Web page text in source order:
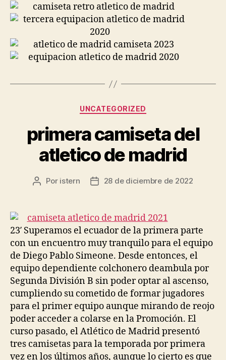
Categorías
UNCATEGORIZED
primera camiseta del
atletico de madrid
Autor
entrada
Por istern
Fecha
entrada
28 de diciembre de 2022
23′ Superamos el ecuador de la primera parte
con un encuentro muy tranquilo para el equipo
de Diego Pablo Simeone. Desde entonces, el
equipo dependiente colchonero deambula por
Segunda División B sin poder optar al ascenso,
cumpliendo su cometido de formar jugadores
para el primer equipo aunque mirando de reojo
poder acceder a colarse en la Promoción. El
curso pasado, el Atlético de Madrid presentó
tres camisetas para la temporada por primera
vez en los últimos años, aunque lo cierto es que